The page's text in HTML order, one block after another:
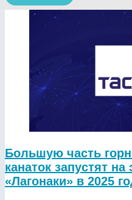
Большую часть
канаток запустят на
«Лагонаки» в 2025